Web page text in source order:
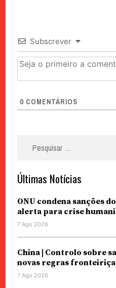
Subscrever
0 COMENTÁRIOS
Últimas Notícias
ONU condena sanções
alerta para crise
7 Ago 2026
China | Controlo sobre
novas regras
7 Ago 2026